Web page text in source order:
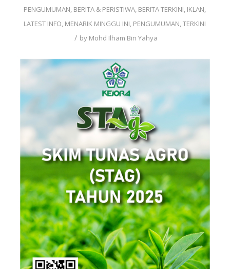
PENGUMUMAN, BERITA & PERISTIWA, BERITA TERKINI, IKLAN,
LATEST INFO, MENARIK MINGGU INI, PENGUMUMAN,TERKINI
/ by Mohd Ilham Bin Yahya